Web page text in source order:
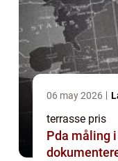
06 may 2026
terrasse pris
Pda måling